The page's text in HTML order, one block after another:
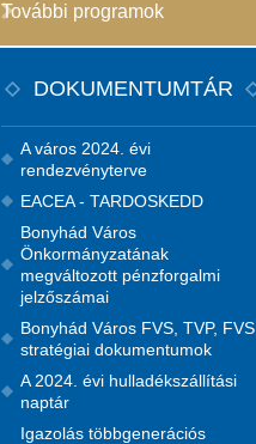
További programok
DOKUMENTUMTÁR
A város 2024. évi
rendezvényterve
EACEA - TARDOSKEDD
Bonyhád Város
Önkormányzatának
megváltozott pénzforgalmi
jelzőszámai
Bonyhád Város FVS, TVP, FVS
stratégiai dokumentumok
A 2024. évi hulladékszállítási
naptár
Igazolás többgenerációs